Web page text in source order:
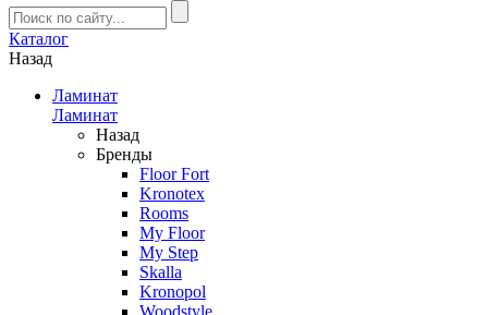
Каталог
Назад
Ламинат
Ламинат
Назад
Бренды
Floor Fort
Kronotex
Rooms
My Floor
My Step
Skalla
Kronopol
Woodstyle